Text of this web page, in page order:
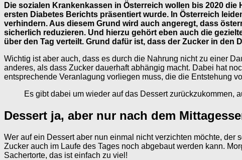
Die sozialen Krankenkassen in Österreich wollen bis 2020
ersten Diabetes Berichts präsentiert wurde. In Österreich
verhindern. Aus diesem Grund wird auch angeregt, dass
sicherlich reduzieren. Und hierzu gehört eben auch die
über den Tag verteilt. Grund dafür ist, dass der Zucker in
Wichtig ist aber auch, dass es durch die Nahrung nicht zu einer
anderes, als dass Zucker dauerhaft abhängig macht. Dabei hat
entsprechende Veranlagung vorliegen muss, die die Entstehung
Es gibt dabei um wieder auf das Dessert zurückzukommen,
Dessert ja, aber nur nach dem
Wer auf ein Dessert aber nun einmal nicht verzichten möchte,
Zucker auch im Laufe des Tages noch abgebaut werden kann.
Sachertorte, das ist einfach zu viel!